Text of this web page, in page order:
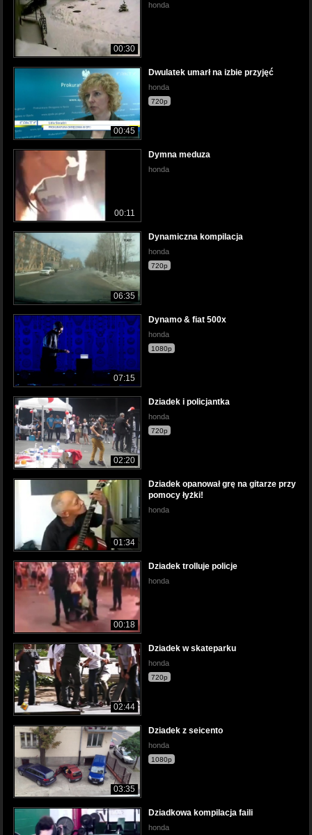
00:30
honda
00:45
Dwulatek umarł na izbie przyjęć
honda
720p
00:11
Dymna meduza
honda
06:35
Dynamiczna kompilacja
honda
720p
07:15
Dynamo & fiat 500x
honda
1080p
02:20
Dziadek i policjantka
honda
720p
01:34
Dziadek opanował grę na gitarze przy
pomocy łyżki!
honda
00:18
Dziadek trolluje policje
honda
02:44
Dziadek w skateparku
honda
720p
03:35
Dziadek z seicento
honda
1080p
Dziadkowa kompilacja faili
honda